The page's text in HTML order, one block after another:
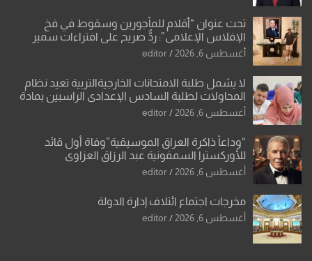
تحت عنوان “أقلام للمأجورين وسقوط في فخ
الإفلاس الإعلامي”: ردٌّ صريح على افتراءات سمير
الشكرجي
أغسطس 6, 2026 editor
لا يشمل طلبة الامتحانات الخارجيةالتربية تعيد نظام
المحاولات لطلبة السادس الإعدادي الراسبين بمادة
أو مادتين
أغسطس 6, 2026 editor
“وداعاً ذاكرة العراق الموسيقية”وفاة أول قائد
للأوركسترا السمفونية عبد الرزاق العزاوي
أغسطس 6, 2026 editor
مخرجات اجتماع ائتلاف إدارة الدولة
أغسطس 6, 2026 editor